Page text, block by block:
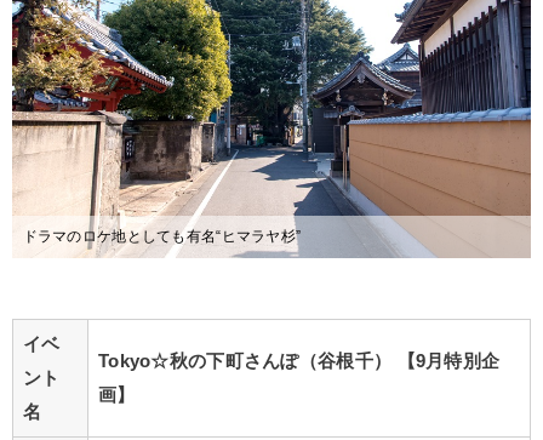
ドラマのロケ地としても有名“ヒマラヤ杉”
イベ
ント
名
Tokyo☆秋の下町さんぽ（谷根千）
【9月特別企
画】